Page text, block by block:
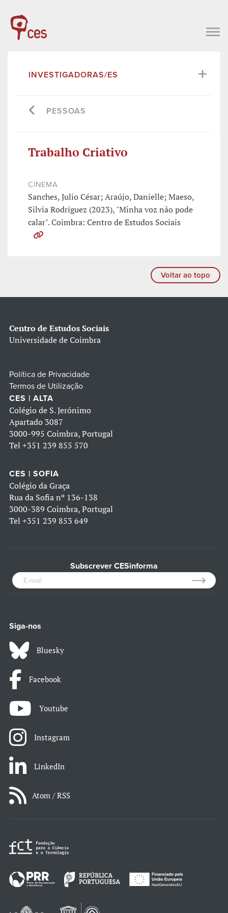
INVESTIGADORAS/ES
PESSOAS
Trabalho Criativo
CINEMA
Sanches, Julio César; Araújo, Danielle; Maeso,
Silvia Rodríguez (2023), "Minha voz não pode
calar". Coimbra: Centro de Estudos Sociais
Voltar ao topo
Centro de Estudos Sociais
Universidade de Coimbra
Política de Privacidade
Termos de Utilização
CES | ALTA
Colégio de S. Jerónimo
Apartado 3087
3000-995 Coimbra, Portugal
Tel +351 239 855 570
CES | SOFIA
Colégio da Graça
Rua da Sofia nº 136-138
3000-389 Coimbra, Portugal
Tel +351 239 853 649
Subscrever CESinforma
Siga-nos
Bluesky
Facebook
Youtube
Instagram
LinkedIn
Atom / RSS